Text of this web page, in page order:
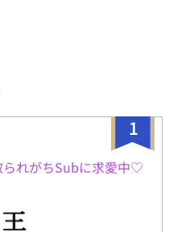
1
られがちSubに求愛中♡